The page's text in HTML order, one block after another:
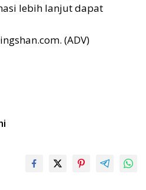
lebih lanjut dapat
(ADV)